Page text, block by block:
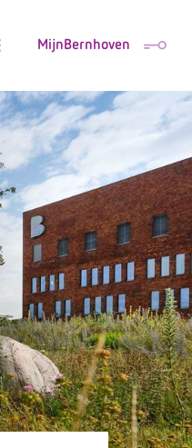
MijnBernhoven